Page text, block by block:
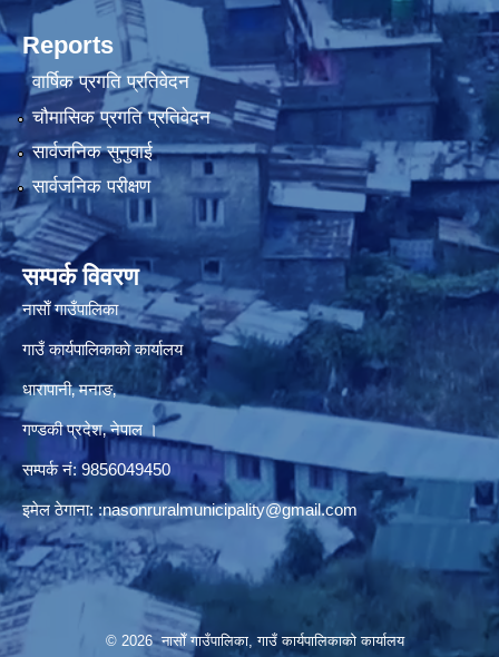
Reports
वार्षिक प्रगति प्रतिवेदन
चौमासिक प्रगति प्रतिवेदन
सार्वजनिक सुनुवाई
सार्वजनिक परीक्षण
सम्पर्क विवरण
नासाेँ गाउँपालिका
गाउँ कार्यपालिकाकाे कार्यालय
धारापानी‚ मनाङ‚
गण्डकी प्रदेश‚ नेपाल ।
सम्पर्क न‌ं‍: 9856049450
इमेल ठेगाना: :nasonruralmunicipality@gmail.com
© 2026 नासाेँ गाउँपालिका, गाउँ कार्यपालिकाकाे कार्यालय